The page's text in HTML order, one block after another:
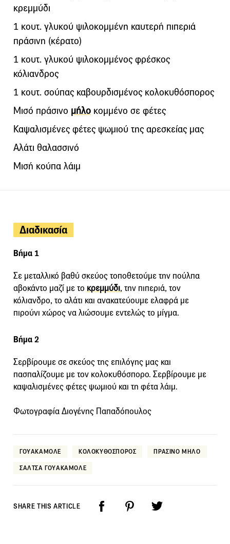
κρεμμύδι
1 κουτ. γλυκού ψιλοκομμένη καυτερή πιπεριά
πράσινη (κέρατο)
1 κουτ. γλυκού ψιλοκομμένος φρέσκος
κόλιανδρος
1 κουτ. σούπας καβουρδισμένος κολοκυθόσπορος
Μισό πράσινο μήλο κομμένο σε φέτες
Καψαλισμένες φέτες ψωμιού της αρεσκείας μας
Αλάτι θαλασσινό
Μισή κούπα λάιμ
Διαδικασία
Βήμα 1
Σε μεταλλικό βαθύ σκεύος τοποθετούμε την πούλπα
αβοκάντο μαζί με το κρεμμύδι, την πιπεριά, τον
κόλιανδρο, το αλάτι και ανακατεύουμε ελαφρά με
πιρούνι χώρος να λιώσουμε εντελώς το μίγμα.
Βήμα 2
Σερβίρουμε σε σκεύος της επιλόγης μας και
πασπαλίζουμε με τον κολοκυθόσπορο. Σερβίρουμε με
καψαλισμένες φέτες ψωμιού και τη φέτα λάιμ.
Φωτογραφία Διογένης Παπαδόπουλος
ΓΟΥΑΚΑΜΟΛΕ ΚΟΛΟΚΥΘΟΣΠΟΡΟΣ ΠΡΑΣΙΝΟ ΜΗΛΟ
ΣΑΛΤΣΑ ΓΟΥΑΚΑΜΟΛΕ
SHARE THIS ARTICLE